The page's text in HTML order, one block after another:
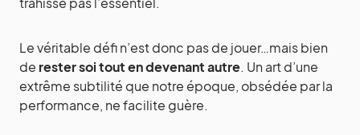
Le véritable défi n’est donc pas de jouer…mais bien
de rester soi tout en devenant autre. Un art d’une
extrême subtilité que notre époque, obsédée par la
performance, ne facilite guère.